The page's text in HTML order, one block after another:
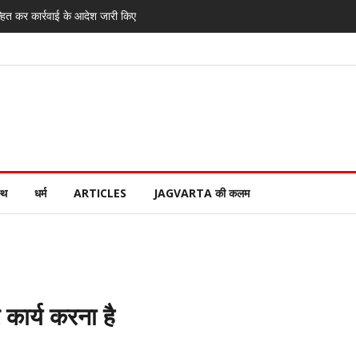
कर कार्रवाई के आदेश जारी किए
धर्म ARTICLES JAGVARTA की कलम
करना है